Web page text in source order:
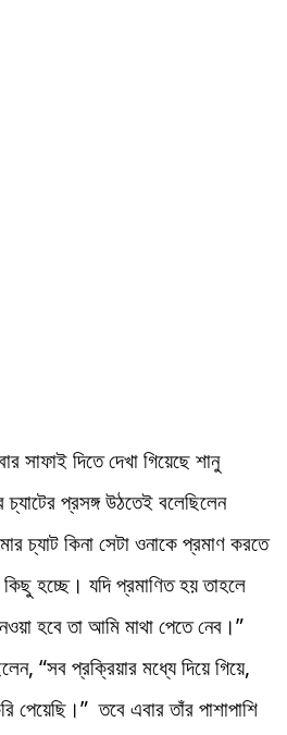
সাফাই দিতে দেখা গিয়েছে শানু
চ্যাটের প্রসঙ্গ উঠতেই বলেছিলেন
চ্যাট কিনা সেটা ওনাকে প্রমাণ করতে
হচ্ছে। যদি প্রমাণিত হয় তাহলে
হবে তা আমি মাথা পেতে নেব।”
“সব প্রক্রিয়ার মধ্যে দিয়ে গিয়ে,
পেয়েছি।” তবে এবার তাঁর পাশাপাশি